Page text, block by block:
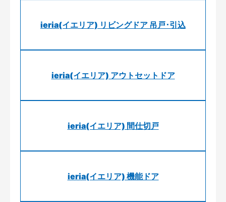
ieria(イエリア) リビングドア 吊戸･引込
ieria(イエリア) アウトセットドア
ieria(イエリア) 間仕切戸
ieria(イエリア) 機能ドア